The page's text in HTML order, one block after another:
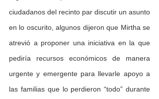
ciudadanos del recinto par discutir un asunto
en lo oscurito, algunos dijeron que Mirtha se
atrevió a proponer una iniciativa en la que
pediría recursos económicos de manera
urgente y emergente para llevarle apoyo a
las familias que lo perdieron “todo” durante